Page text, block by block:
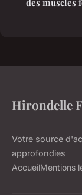
Hirondelle
Votre source
approfondies
AccueilMentions